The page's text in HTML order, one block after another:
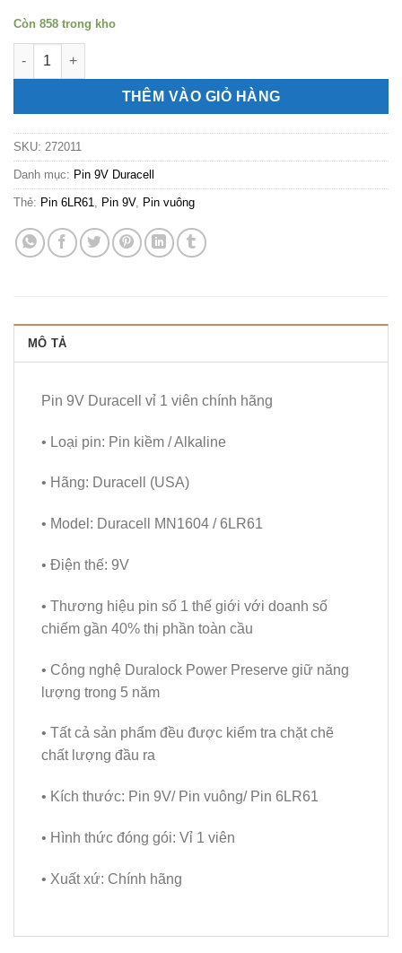
Còn 858 trong kho
Pin vuông 9V 6LR61 Duracell MN1604 Alkaline vỉ 1 viên số
THÊM VÀO GIỎ HÀNG
SKU: 272011
Danh mục: Pin 9V Duracell
Thẻ: Pin 6LR61 Pin 9V, Pin vuông
MÔ TẢ
Pin 9V Duracell vỉ 1 viên chính hãng
• Loại pin: Pin kiềm / Alkaline
• Hãng: Duracell (USA)
• Model: Duracell MN1604 / 6LR61
• Điện thế: 9V
• Thương hiệu pin số 1 thế giới với doanh số
chiếm gần 40% thị phần toàn cầu
• Công nghệ Duralock Power Preserve giữ năng
lượng trong 5 năm
• Tất cả sản phẩm đều được kiểm tra chặt chẽ
chất lượng đầu ra
• Kích thước: Pin 9V/ Pin vuông/ Pin 6LR61
• Hình thức đóng gói: Vỉ 1 viên
• Xuất xứ: Chính hãng